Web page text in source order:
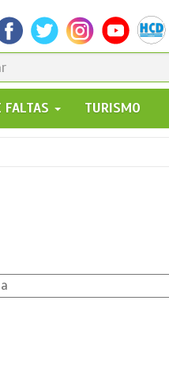
FALTAS TURISMO